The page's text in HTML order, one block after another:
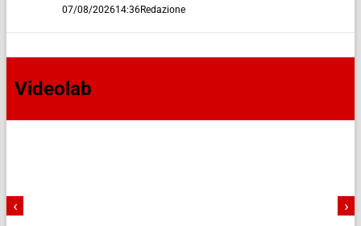
07/08/202614:36Redazione
Videolab
‹ ›